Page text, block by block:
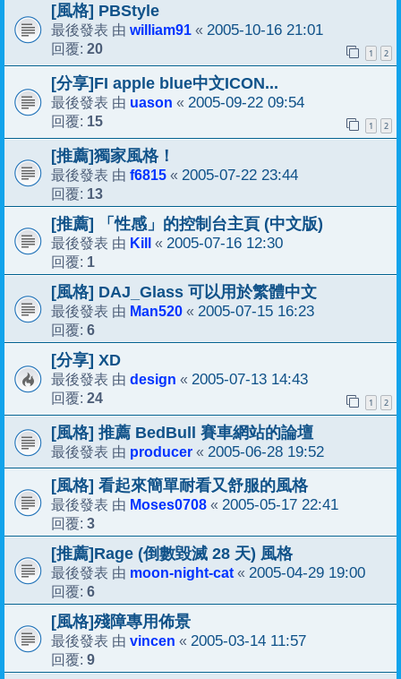
[風格] PBStyle
最後發表 由 william91 « 2005-10-16 21:01
回覆: 20 1 2
[分享]FI apple blue中文ICON...
最後發表 由 uason « 2005-09-22 09:54
回覆: 15 1 2
[推薦]獨家風格！
最後發表 由 f6815 « 2005-07-22 23:44
回覆: 13
[推薦] 「性感」的控制台主頁 (中文版)
最後發表 由 Kill « 2005-07-16 12:30
回覆: 1
[風格] DAJ_Glass 可以用於繁體中文
最後發表 由 Man520 « 2005-07-15 16:23
回覆: 6
[分享] XD
最後發表 由 design « 2005-07-13 14:43
回覆: 24 1 2
[風格] 推薦 BedBull 賽車網站的論壇
最後發表 由 producer « 2005-06-28 19:52
[風格] 看起來簡單耐看又舒服的風格
最後發表 由 Moses0708 « 2005-05-17 22:41
回覆: 3
[推薦]Rage (倒數毀滅 28 天) 風格
最後發表 由 moon-night-cat « 2005-04-29 19:00
回覆: 6
[風格]殘障專用佈景
最後發表 由 vincen « 2005-03-14 11:57
回覆: 9